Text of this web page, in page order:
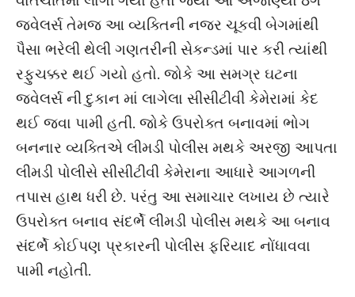
જવેલર્સ તેમજ આ વ્યક્તિની નજર ચૂકવી બેગમાંથી
પૈસા ભરેલી થેલી ગણતરીની સેકન્ડમાં પાર કરી ત્યાંથી
રફુચક્કર થઈ ગયો હતો. જોકે આ સમગ્ર ઘટના
જ્વેલર્સ ની દુકાન માં લાગેલા સીસીટીવી કેમેરામાં કેદ
થઈ જવા પામી હતી. જોકે ઉપરોક્ત બનાવમાં ભોગ
બનનાર વ્યક્તિએ લીમડી પોલીસ મથકે અરજી આપતા
લીમડી પોલીસે સીસીટીવી કેમેરાના આધારે આગળની
તપાસ હાથ ધરી છે. પરંતુ આ સમાચાર લખાય છે ત્યારે
ઉપરોક્ત બનાવ સંદર્ભે લીમડી પોલીસ મથકે આ બનાવ
સંદર્ભે કોઈપણ પ્રકારની પોલીસ ફરિયાદ નોંધાવવા
પામી નહોતી.